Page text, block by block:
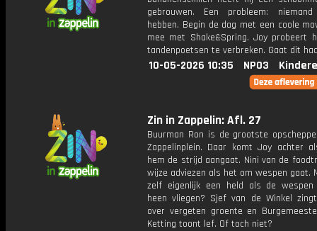
gebrouwen. Een probleem:
hebben. Begin de dag met een coole
mee met Shake&Spring. Joy probeert
tandenpoetsen te verbreken. Gaat dit
10-05-2026 10:35 NPO3
Zin in Zappelin: Afl. 27
Buurman Ron is de grootste
Zappelinplein. Daar komt Joy achter
hem de strijd aangaat. Nini van de
wijze adviezen als het om wespen gaat.
zelf eigenlijk een held als de
heen vliegen? Sjef van de Winkel
over vergeten groente en
Ketting toont lef. Of toch niet?